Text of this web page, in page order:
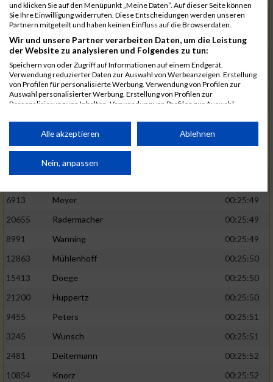
1582 Funken
00:25:42
12220
Cosma
00:25:43
9678
Exner
00:25:43
11817
Schmaul-Klaibee
6812
Koch
00:25:47
9610
Linß
00:25:47
706
Wehmeier
00:25:48
Küpper
Inhoff
6913
Meyer
00:25:49
20655
Radermacher
00:25:49
8991
Wanning
00:25:49
12863
Mühlenhoff
00:25:50
15413
Doege
00:25:50
21200
Huppertz
00:25:50
9455
Peters
00:25:51
3245
Wunsch
00:25:51
2481
Deitermann
00:25:52
10854
Knorz
00:25:52
und klicken Sie auf den Menüpunkt „Meine Daten“. Auf dieser Seite können
Sie Ihre Einwilligung widerrufen. Diese Entscheidungen werden unseren
Partnern mitgeteilt und haben keinen Einfluss auf die Browserdaten.
Wir und unsere Partner verarbeiten Daten, um die Leistung
der Website zu analysieren und Folgendes zu tun:
Speichern von oder Zugriff auf Informationen auf einem Endgerät.
Verwendung reduzierter Daten zur Auswahl von Werbeanzeigen. Erstellung
von Profilen für personalisierte Werbung. Verwendung von Profilen zur
Auswahl personalisierter Werbung. Erstellung von Profilen zur
Personalisierung von Inhalten. Verwendung von Profilen zur Auswahl
Performance von Inhalten. Analyse von Zielgruppen durch Statistiken oder
Kombinationen von Daten aus verschiedenen Quellen. Entwicklung und
von Inhalten.
Daten können außerhalb der Europäischen Union weitergegeben und in die
Website/App.
Partnerliste anzeigen (1 IAB-Anbieter)
Wir nutzen Ihre Daten für folgende Zwecke:
Speichern von oder Zugriff auf Informationen
auf einem Endgerät
von Werbeanzeigen
Werbung
Alle akzeptieren Ablehnen
Nein, anpassen